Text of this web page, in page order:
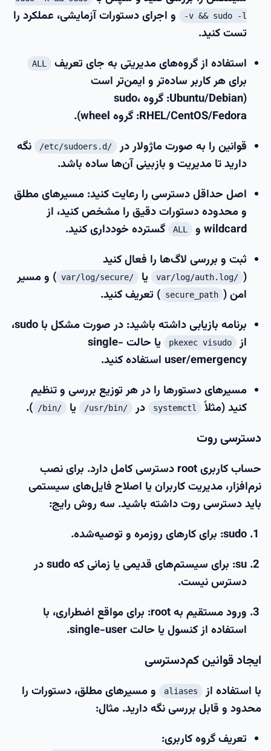
-v && sudo -l
و اجرای دستورات آزمایشی، عملکرد را
تست کنید.
استفاده از گروه‌های مدیریتی به جای تعریف
ALL
برای هر کاربر ساده‌تر و ایمن‌تر است
(Ubuntu/Debian: گروه sudo،
RHEL/CentOS/Fedora: گروه wheel).
قوانین را به صورت ماژولار در
/etc/sudoers.d/
نگه
دارید تا مدیریت و بازبینی آن‌ها ساده باشد.
اصل حداقل دسترسی را رعایت کنید: مسیرهای مطلق
و محدوده دستورات دقیق را مشخص کنید، از
wildcard و
ALL
گسترده خودداری کنید.
ثبت و بررسی لاگ‌ها را فعال کنید
(
/var/log/auth.log یا /var/log/secure
) و مسیر
امن ( secure_path ) تعریف کنید.
برنامه بازیابی داشته باشید: در صورت مشکل با sudo،
از
pkexec visudo
یا حالت single-
user/emergency استفاده کنید.
مسیرهای دستورها را در هر توزیع بررسی و تنظیم
کنید (مثلاً
systemctl در /usr/bin/ یا /bin/
).
دسترسی روت
حساب کاربری root دسترسی کامل دارد. برای نصب
نرم‌افزار، مدیریت کاربران یا اصلاح فایل‌های سیستمی
باید دسترسی روت داشته باشید. سه روش رایج:
sudo: برای کارهای روزمره و توصیه‌شده.
su
: برای سیستم‌های قدیمی یا زمانی که sudo در
دسترس نیست.
ورود مستقیم به root
: برای مواقع اضطراری، با
استفاده از کنسول یا حالت single-user.
ایجاد قوانین کم‌دسترسی
با استفاده از aliases
و مسیرهای مطلق، دستورات را
محدود و قابل بررسی نگه دارید. مثال:
تعریف گروه کاربری: